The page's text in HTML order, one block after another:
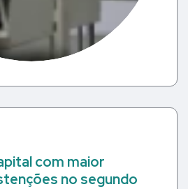
com maior
no segundo